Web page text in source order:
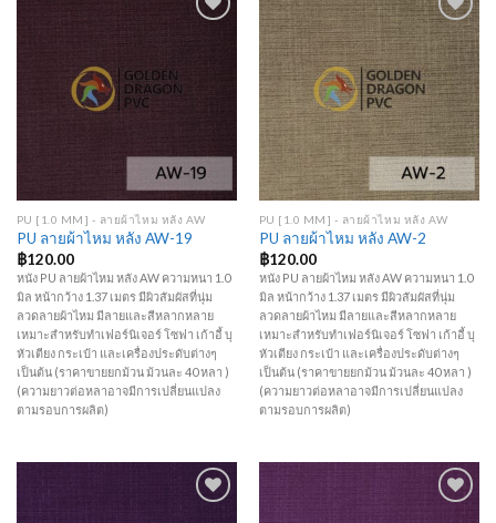
Wishlist
PU [1.0 MM] - ลายผ้าไหม หลัง AW
PU ลายผ้าไหม หลัง AW-19
฿120.00
หนัง PU ลายผ้าไหม หลัง AW ความหนา 1.0
มิล หน้ากว้าง 1.37 เมตร มีผิวสัมผัสที่นุ่ม
ลวดลายผ้าไหม มีลายและสีหลากหลาย
เหมาะสำหรับทำเฟอร์นิเจอร์ โซฟา เก้าอี้ บุ
หัวเตียง กระเป๋า และเครื่องประดับต่างๆ
เป็นต้น (ราคาขายยกม้วน ม้วนละ 40 หลา )
(ความยาวต่อหลาอาจมีการเปลี่ยนแปลง
ตามรอบการผลิต)
Add to
Wishlist
PU [1.0 MM] - ลายผ้าไหม หลัง AW
PU ลายผ้าไหม หลัง AW-2
฿120.00
หนัง PU ลายผ้าไหม หลัง AW ความหนา 1.0
มิล หน้ากว้าง 1.37 เมตร มีผิวสัมผัสที่นุ่ม
ลวดลายผ้าไหม มีลายและสีหลากหลาย
เหมาะสำหรับทำเฟอร์นิเจอร์ โซฟา เก้าอี้ บุ
หัวเตียง กระเป๋า และเครื่องประดับต่างๆ
เป็นต้น (ราคาขายยกม้วน ม้วนละ 40 หลา )
(ความยาวต่อหลาอาจมีการเปลี่ยนแปลง
ตามรอบการผลิต)